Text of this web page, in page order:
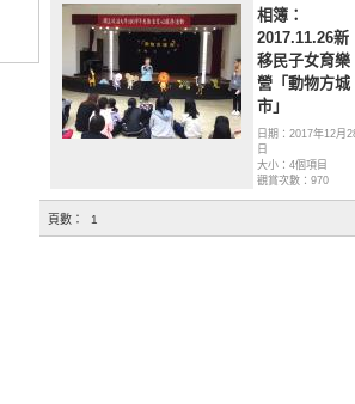
相簿：
2017.11.26新
移民子女育樂
營「動物方城
市」
日期：2017年12月
日
大小：4個項目
觀賞次數：970
頁數： 1